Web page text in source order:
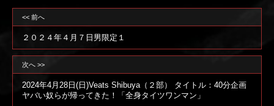
<< 前へ
２０２４年４月７日男限定１
次へ >>
2024年4月28日(日)Veats Shibuya（２部） タイトル：40分企画
ヤバい奴らが帰ってきた！「全身タイツワンマン」